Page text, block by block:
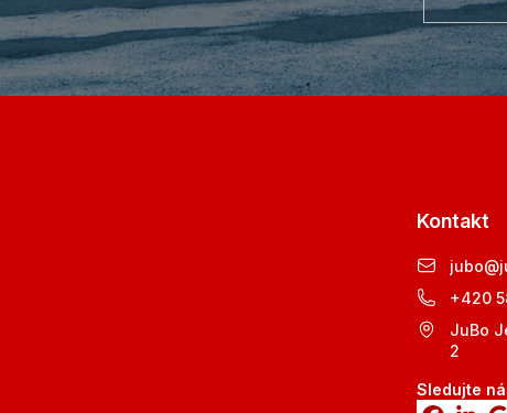
Kontakt
jubo@
+420
JuBo
2
Sledujte